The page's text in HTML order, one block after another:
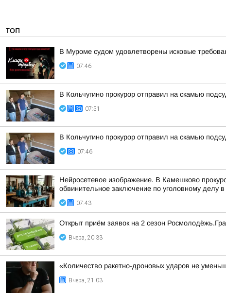
ТОП
В Муроме судом удовлетворены исковые
07:46
В Кольчугино прокурор отправил на скамью
07:51
В Кольчугино прокурор отправил на скамью
07:46
Нейросетевое изображение. В Камешково
обвинительное заключение по уголовному делу
07:43
Открыт приём заявок на 2 сезон
Вчера, 20:33
«Количество ракетно-дроновых ударов не
Вчера, 21:03